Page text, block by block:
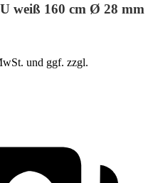
weiß 160 cm Ø 28 mm
und ggf. zzgl.